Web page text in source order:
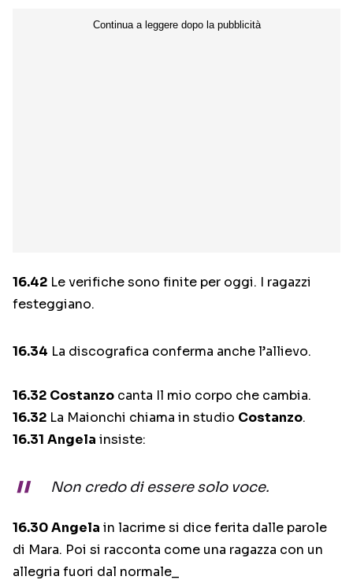
16.42 Le verifiche sono finite per oggi. I ragazzi
festeggiano.
16.34 La discografica conferma anche l’allievo.
16.32 Costanzo canta Il mio corpo che cambia.
16.32 La Maionchi chiama in studio Costanzo.
16.31 Angela insiste:
Non credo di essere solo voce.
16.30Angela in lacrime si dice ferita dalle parole
di Mara. Poi si racconta come una ragazza con un
allegria fuori dal normale_